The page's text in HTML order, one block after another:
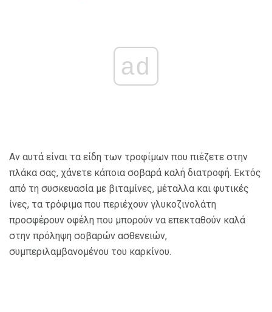
ad
Αν αυτά είναι τα είδη των τροφίμων που πιέζετε στην
πλάκα σας, χάνετε κάποια σοβαρά καλή διατροφή. Εκτός
από τη συσκευασία με βιταμίνες, μέταλλα και φυτικές
ίνες, τα τρόφιμα που περιέχουν γλυκοζινολάτη
προσφέρουν οφέλη που μπορούν να επεκταθούν καλά
στην πρόληψη σοβαρών ασθενειών,
συμπεριλαμβανομένου του καρκίνου.